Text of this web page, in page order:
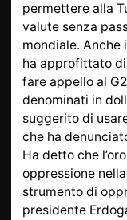
permettere alla
valute senza
mondiale. Anche
ha approfittato
fare appello al
denominati in
suggerito di
che ha
Ha detto che
oppressione
strumento di
presidente